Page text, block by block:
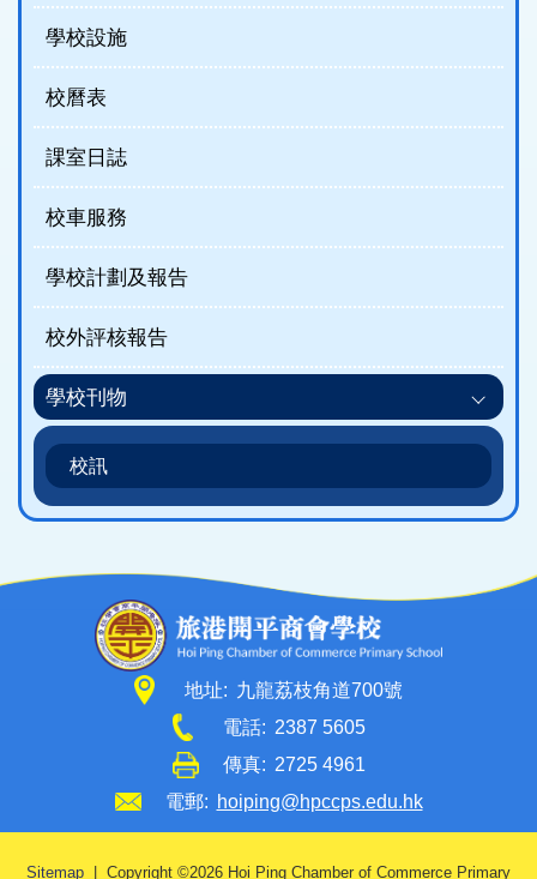
學校設施
校曆表
課室日誌
校車服務
學校計劃及報告
校外評核報告
學校刊物
校訊
地址: 九龍荔枝角道700號
電話: 2387 5605
傳真: 2725 4961
電郵: hoiping@hpccps.edu.hk
Sitemap | Copyright ©2026 Hoi Ping Chamber of Commerce Primary